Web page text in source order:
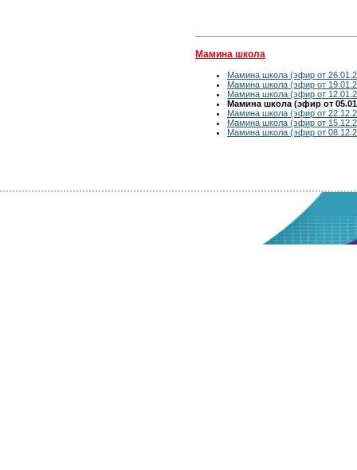
Мамина школа
Мамина школа (эфир от
Мамина школа (эфир от
Мамина школа (эфир от
Мамина школа (эфир от
Мамина школа (эфир от
Мамина школа (эфир от
Мамина школа (эфир от